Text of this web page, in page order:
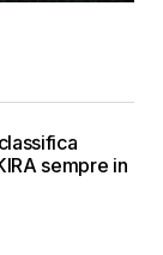
sempre in